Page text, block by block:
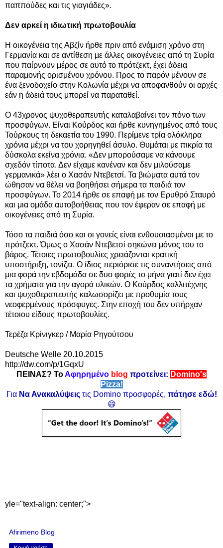
παππούδες και τις γιαγιάδες».
Δεν αρκεί η ιδιωτική πρωτοβουλία
Η οικογένεια της Αβζίν ήρθε πριν από ενάμιση χρόνο στη
Γερμανία και σε αντίθεση με άλλες οικογένειες από τη Συρία
που παίρνουν μέρος σε αυτό το πρότζεκτ, έχει άδεια
παραμονής ορισμένου χρόνου. Προς το παρόν μένουν σε
ένα ξενοδοχείο στην Κολωνία μέχρι να αποφανθούν οι αρχές
εάν η άδειά τους μπορεί να παραταθεί.
Ο 43χρονος ψυχοθεραπευτής καταλαβαίνει τον πόνο των
προσφύγων. Είναι Κούρδος και ήρθε κυνηγημένος από τους
Τούρκους τη δεκαετία του 1990. Περίμενε τρία ολόκληρα
χρόνια μέχρι να του χορηγηθεί άσυλο. Θυμάται με πικρία τα
δύσκολα εκείνα χρόνια. «Δεν μπορούσαμε να κάνουμε
σχεδόν τίποτα. Δεν είχαμε κανέναν και δεν μιλούσαμε
γερμανικά» λέει ο Χασάν Ντεβετσί. Τα βιώματα αυτά τον
ώθησαν να θέλει να βοηθήσει σήμερα τα παιδιά τον
προσφύγων. Το 2014 ήρθε σε επαφή με τον Ερυθρό Σταυρό
και μια ομάδα αυτοβοήθειας που τον έφεραν σε επαφή με
οικογένειες από τη Συρία.
Τόσο τα παιδιά όσο και οι γονείς είναι ενθουσιασμένοι με το
πρότζεκτ. Όμως ο Χασάν Ντεβετσί σηκώνει μόνος του το
βάρος. Τέτοιες πρωτοβουλίες χρειάζονται κρατική
υποστήριξη, τονίζει. Ο ίδιος περιόρισε τις συναντήσεις από
μια φορά την εβδομάδα σε δυο φορές το μήνα γιατί δεν έχει
τα χρήματα για την αγορά υλικών. Ο Κούρδος καλλιτέχνης
και ψυχοθεραπευτής καλωσορίζει με προθυμία τους
νεοφερμένους πρόσφυγες. Στην εποχή του δεν υπήρχαν
τέτοιου είδους πρωτοβουλίες.
Τερέζα Κρίνιγκερ / Μαρία Ρηγούτσου
Deutsche Welle 20.10.2015
http://dw.com/p/1GqxU
ΠΕΙΝΑΣ? ΤοΑφηρημένο blog προτείνει: Domino's
Pizza!
Για Να Ανακαλύψειςτις Domino προσφορές, πάτησε εδώ!
😄
yle="text-align: center;">
Afirimeno Blog